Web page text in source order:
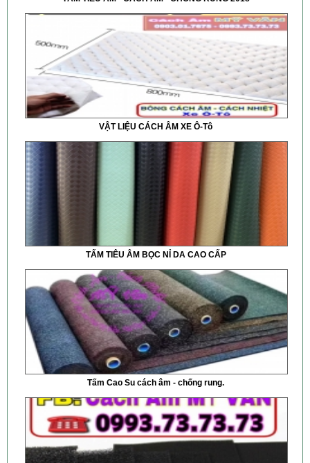
VẬT LIỆU CÁCH ÂM XE Ô-Tô
TẤM TIÊU ÂM BỌC NỈ DA CAO CẤP
Tấm Cao Su cách âm - chống rung.